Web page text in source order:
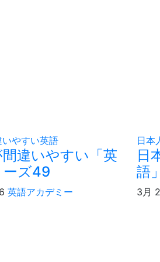
やすい英語
違いやすい「英
ーズ49
英語アカデミー
日本
日
語
3月